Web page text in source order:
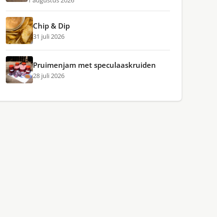
Chip & Dip
31 juli 2026
Pruimenjam met speculaaskruiden
28 juli 2026